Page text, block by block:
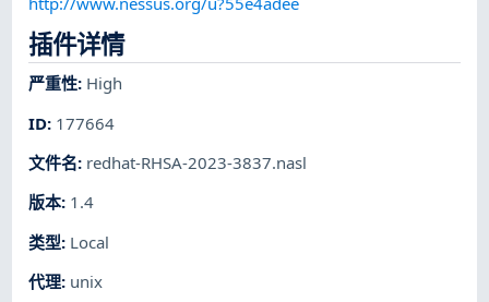
插件详情
严重性: High
ID: 177664
文件名: redhat-RHSA-2023-3837.nasl
版本: 1.4
类型: Local
代理: unix